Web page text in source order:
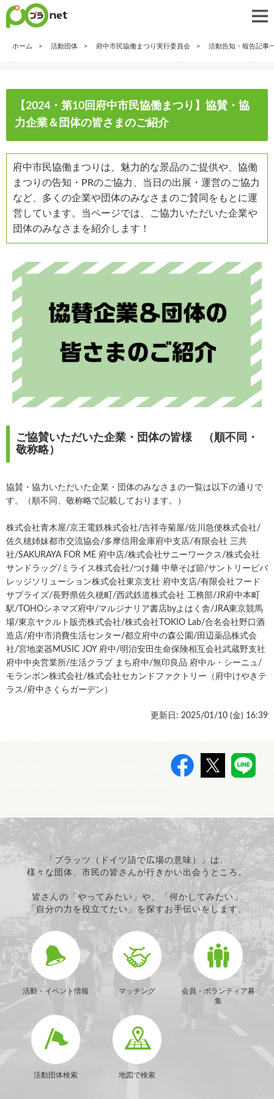
ホーム 活動団体 府中市民協働まつり実行委員会 活動告知・報告記事
【2024・第10回府中市民協働まつり】協賛・協
力企業＆団体の皆さまのご紹介
府中市民協働まつりは、魅力的な景品のご提供や、協働
まつりの告知・PRのご協力、当日の出展・運営のご協力
など、多くの企業や団体のみなさまのご賛同をもとに運
営しています。当ページでは、ご協力いただいた企業や
団体のみなさまを紹介します！
ご協賛いただいた企業・団体の皆様 （順不同・
敬称略）
協賛・協力いただいた企業・団体のみなさまの一覧は以下の通りで
す。（順不同、敬称略で記載しております。）
株式会社青木屋/京王電鉄株式会社/吉祥寺菊屋/佐川急便株式会社/
佐久穂姉妹都市交流協会/多摩信用金庫府中支店/有限会社 三共
社/SAKURAYA FOR ME 府中店/株式会社サニーワークス/株式会社
サンドラッグ/ミライス株式会社/つけ麺 中華そば節/サントリービバ
レッジソリューション株式会社東京支社 府中支店/有限会社フード
サプライズ/長野県佐久穂町/西武鉄道株式会社 工務部/JR府中本町
駅/TOHOシネマズ府中/マルジナリア書店byよはく舎/JRA東京競馬
場/東京ヤクルト販売株式会社/株式会社TOKIO Lab/合名会社野口酒
造店/府中市消費生活センター/都立府中の森公園/田辺薬品株式会
社/宮地楽器MUSIC JOY 府中/明治安田生命保険相互会社武蔵野支社
府中中央営業所/生活クラブ まち府中/無印良品 府中ル・シーニュ/
モランボン株式会社/株式会社セカンドファクトリー（府中けやきテ
ラス/府中さくらガーデン）
更新日: 2025/01/10 (金) 16:39
「プラッツ（ドイツ語で広場の意味）」は、
様々な団体、市民の皆さんが行きかい出会うところ。
皆さんの「やってみたい」や、「何かしてみたい」
「自分の力を役立てたい」を探すお手伝いをします。
活動・イベント情報 マッチング
会員・ボランティア募
集
活動団体検索 地図で検索